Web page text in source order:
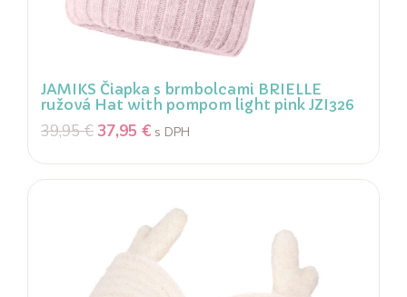
JAMIKS Čiapka s brmbolcami BRIELLE
ružová Hat with pompom light pink JZI326
39,95€ 37,95 € s DPH